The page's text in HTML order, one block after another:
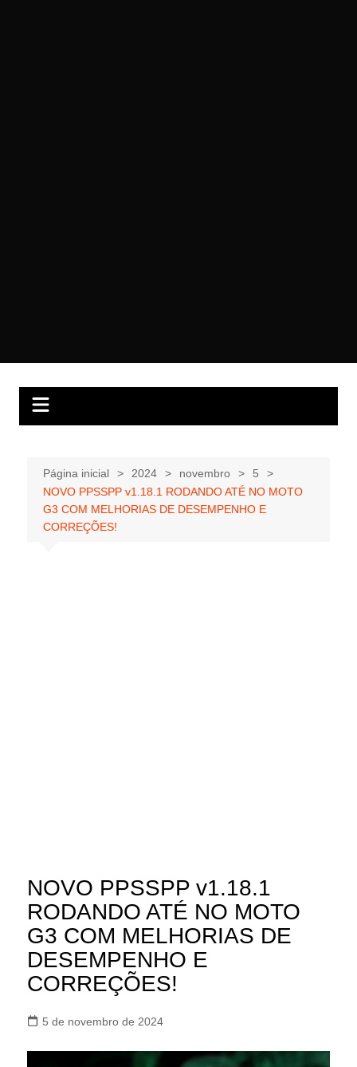
Página inicial 2024 novembro
5
NOVO PPSSPP v1.18.1 RODANDO ATÉ NO MOTO
G3 COM MELHORIAS DE DESEMPENHO E
CORREÇÕES!
NOVO PPSSPP v1.18.1
RODANDO ATÉ NO MOTO
G3 COM MELHORIAS DE
DESEMPENHO E
CORREÇÕES!
5 de novembro de 2024